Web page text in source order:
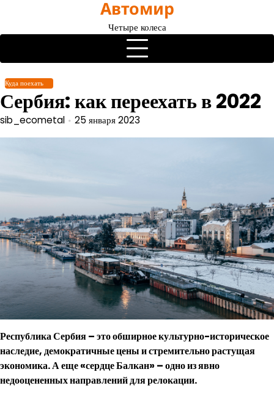
содержимому
Автомир
Четыре колеса
Куда поехать
Сербия: как переехать в 2022
sib_ecometal 25 января 2023
Республика Сербия – это обширное культурно-историческое
наследие, демократичные цены и стремительно растущая
экономика. А еще «сердце Балкан» – одно из явно
недооцененных направлений для релокации.